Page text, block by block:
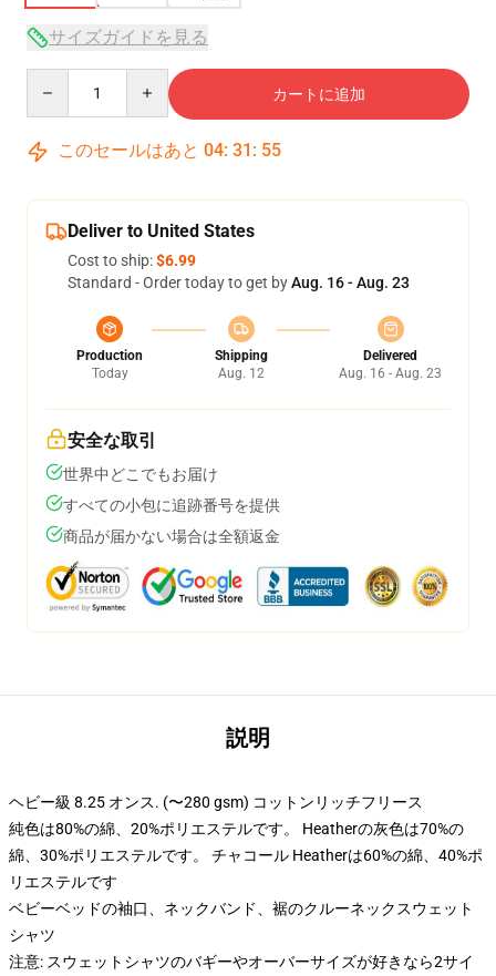
サイズガイドを見る
カートに追加
このセールはあと 04: 31 : 54
Deliver to United States
Cost to ship:$6.99
Standard - Order today to get byAug. 16 - Aug. 23
Production
Today
Shipping
Aug. 12
Delivered
Aug. 16 - Aug. 23
安全な取引
世界中どこでもお届け
すべての小包に追跡番号を提供
商品が届かない場合は全額返金
説明
ヘビー級 8.25 オンス. (〜280 gsm) コットンリッチフリース
純色は80%の綿、20%ポリエステルです。 Heatherの灰色は70%の
綿、30%ポリエステルです。 チャコール Heatherは60%の綿、40%ポ
リエステルです
ベビーベッドの袖口、ネックバンド、裾のクルーネックスウェット
シャツ
注意: スウェットシャツのバギーやオーバーサイズが好きなら2サイ